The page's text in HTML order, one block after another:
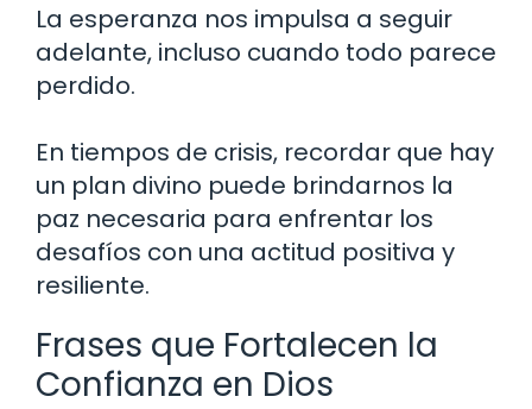
La esperanza nos impulsa a seguir
adelante, incluso cuando todo parece
perdido.
En tiempos de crisis, recordar que hay
un plan divino puede brindarnos la
paz necesaria para enfrentar los
desafíos con una actitud positiva y
resiliente.
Frases que Fortalecen la
Confianza en Dios